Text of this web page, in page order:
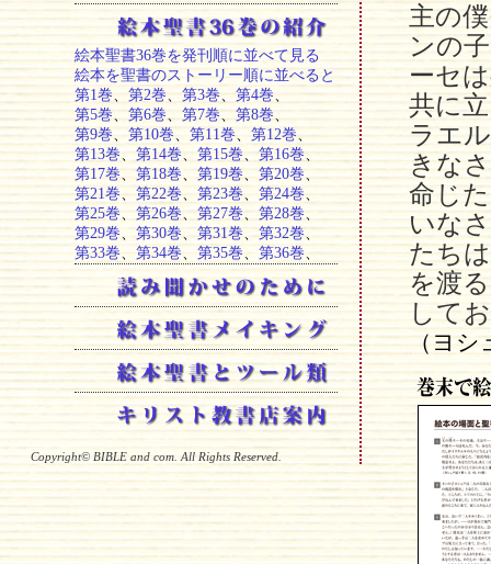
絵本聖書36巻を発刊順に並べて見る
絵本を聖書のストーリー順に並べると
第1巻 、第2巻 第3巻 第4巻
第5巻、第6巻、 第7巻、第8巻 、
第9巻、第10巻、 第11巻、 第12巻、
第13巻、 第14巻 第15巻 、第16巻、
第17巻、第18巻 、第19巻、第20巻、
第21巻
第22巻 第23巻 第24巻
第25巻、 第26巻 、第27巻、第28巻、
第29巻、第30巻、第31巻 第32巻、
第33巻、 第34巻 第35巻 第36巻 、
Copyright© BIBLE and com. All Rights Reserved.
主の
ンの
ーセ
共に
ラエ
きな
命じ
いな
たち
を渡
して
（ヨシ